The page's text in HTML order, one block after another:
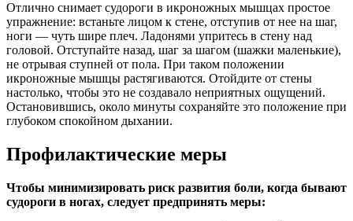
Отлично снимает судороги в икроножных мышцах простое
упражнение: встаньте лицом к стене, отступив от нее на шаг,
ноги — чуть шире плеч. Ладонями упритесь в стену над
головой. Отступайте назад, шаг за шагом (шажки маленькие),
не отрывая ступней от пола. При таком положении
икроножные мышцы растягиваются. Отойдите от стены
настолько, чтобы это не создавало неприятных ощущений.
Остановившись, около минуты сохраняйте это положение при
глубоком спокойном дыхании.
Профилактические меры
Чтобы минимизировать риск развития боли, когда бывают
судороги в ногах, следует предпринять меры: